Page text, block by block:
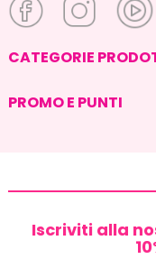
CATEGORIE
PROMO E PUNTI
Iscriviti alla